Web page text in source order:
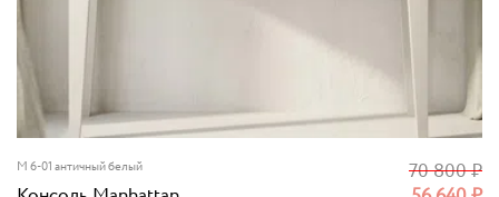
M 6-01 античный белый 70 800₽